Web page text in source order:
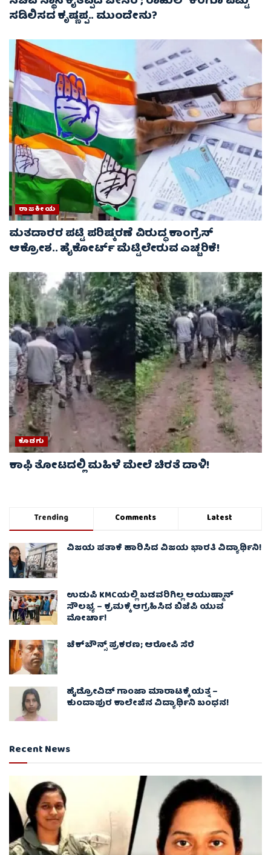
ಸಡಿಲಿಸದ ಕೃಷ್ಣಪ್ಪ.. ಮುಂದೇನು?
ರಾಜಕೀಯ
ಮತದಾರರ ಪಟ್ಟಿ ಪರಿಷ್ಕರಣೆ ವಿರುದ್ಧ ಕಾಂಗ್ರೆಸ್
ಆಕ್ರೋಶ.. ಹೈಕೋರ್ಟ್ ಮೆಟ್ಟಿಲೇರುವ ಎಚ್ಚರಿಕೆ!
ಕೊಡಗು
ಕಾಫಿ ತೋಟದಲ್ಲಿ ಮಹಿಳೆ ಮೇಲೆ ಚಿರತೆ ದಾಳಿ!
Trending Comments Latest
ವಿಜಯ ಪತಾಕೆ ಹಾರಿಸಿದ ವಿಜಯ ಭಾರತಿ ವಿದ್ಯಾರ್ಥಿನಿ!
ಉಡುಪಿ KMCಯಲ್ಲಿ ಬಡವರಿಗಿಲ್ಲ ಆಯುಷ್ಮಾನ್
ಸೌಲಭ್ಯ – ಕ್ರಮಕ್ಕೆ ಆಗ್ರಹಿಸಿದ ಬಿಜೆಪಿ ಯುವ
ಮೋರ್ಚಾ!
ಚೆಕ್​ಬೌನ್ಸ್​ ಪ್ರಕರಣ; ಆರೋಪಿ ಸೆರೆ
ಹೈಡ್ರೋವಿಡ್ ಗಾಂಜಾ ಮಾರಾಟಕ್ಕೆ ಯತ್ನ –
ಕುಂದಾಪುರ ಕಾಲೇಜಿನ ವಿದ್ಯಾರ್ಥಿನಿ ಬಂಧನ!
Recent News